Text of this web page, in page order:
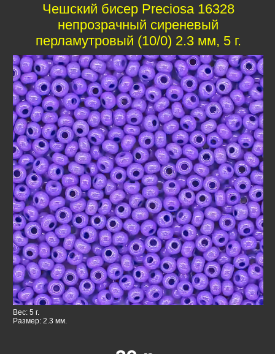
Чешский бисер Preciosa 16328
непрозрачный сиреневый
перламутровый (10/0) 2.3 мм, 5 г.
Вес: 5 г.
Размер: 2.3 мм.